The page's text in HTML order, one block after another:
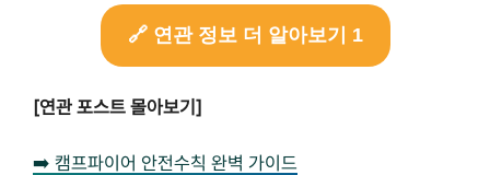
🔗 연관 정보 더 알아보기 1
[연관 포스트 몰아보기]
➡️ 캠프파이어 안전수칙 완벽 가이드